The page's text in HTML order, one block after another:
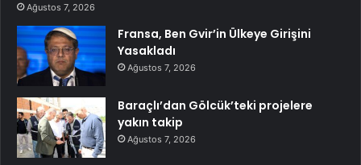
Ağustos 7, 2026
Fransa, Ben Gvir’in Ülkeye Girişini
Yasakladı
Ağustos 7, 2026
Baraçlı’dan Gölcük’teki projelere
yakın takip
Ağustos 7, 2026